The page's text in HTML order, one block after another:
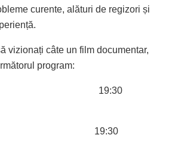
curente, alături de regizori și
vizionați câte un film documentar,
program:
19:30
19:30